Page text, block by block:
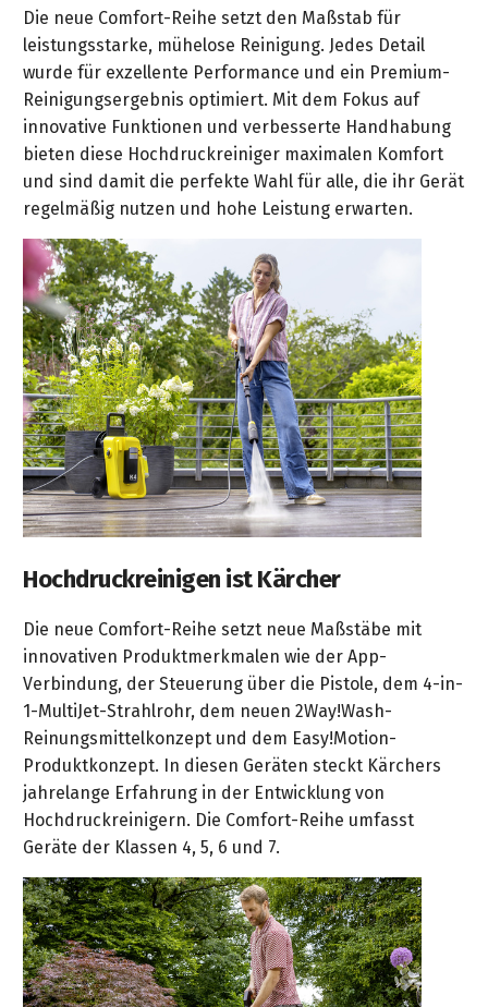
Aktion
5
Jahre
Garantie
KÄRCHER
HD-
Reiniger
PCL
Manual
Tools/TTS
HD-
Reiniger
mit
Verbrennungsmotor
Abgasfreie
Hochdruckreiniger
SB-
HD-
Reiniger
Stationäre
HD-
Reiniger
Stationäre
HD-
Reinigungsanlagen
Höchstdruck
Cage-
Geräte
HDS-
Trailer
Heißwassererzeuger
Strahlpistole
zur
Fassadenreinigung
Sicherheitssauger
SB-
Sauger
Bau-
Entstauber
Saugkehrmaschinen
Schlauch-
Aufbewahrung
Bewässerungsautomaten
Bewässerungs-
Sets
Akku-
Drucksprueher
Akku-
Mitteldruckreiniger
Akku-
Hochdruckreiniger
Akku-
Mehrzwecksauger
Akku-
Aschesauger
Akku-
Laubbläser
Akku-
Rasentrimmer
Akku-
Akku-
Heckenscheren
Akku-
Gras-
&
Strauchschere
Akku-
Astscheren
Akku-
Kettensägen
Akku
Outdoor-
Power-
Equipment
Profi
Akku-
Zubehör
Geräte
Fensterreiniger
Elektrischer
Eiskratzer
Terassenreiniger
Mobile
Outdoor
Cleaner
Bohrstaubfänger
Luftreiniger
Zubehör
Reinigungsmittel
Reinigungs-
und
Pflegemittel
Sprühgeräte
Waschtechnik
SB-
Automaten
Die neue Comfort-Reihe setzt den Maßstab für
leistungsstarke, mühelose Reinigung. Jedes Detail
wurde für exzellente Performance und ein Premium-
Reinigungsergebnis optimiert. Mit dem Fokus auf
innovative Funktionen und verbesserte Handhabung
bieten diese Hochdruckreiniger maximalen Komfort
und sind damit die perfekte Wahl für alle, die ihr Gerät
regelmäßig nutzen und hohe Leistung erwarten.
Hochdruckreinigen ist Kärcher
Die neue Comfort-Reihe setzt neue Maßstäbe mit
innovativen Produktmerkmalen wie der App-
Verbindung, der Steuerung über die Pistole, dem 4-in-
1-MultiJet-Strahlrohr, dem neuen 2Way!Wash-
Reinungsmittelkonzept und dem Easy!Motion-
Produktkonzept. In diesen Geräten steckt Kärchers
jahrelange Erfahrung in der Entwicklung von
Hochdruckreinigern. Die Comfort-Reihe umfasst
Geräte der Klassen 4, 5, 6 und 7.